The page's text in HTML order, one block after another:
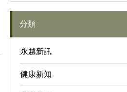
分類
永越新訊
健康新知